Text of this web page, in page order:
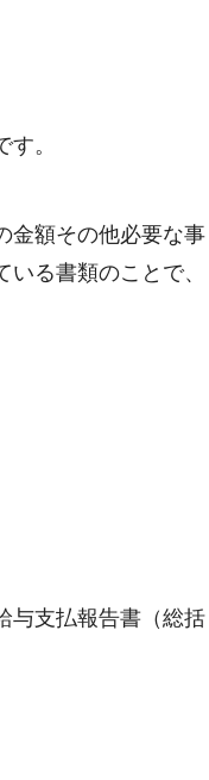
。
金額その他必要な事
る書類のことで、
与支払報告書（総括